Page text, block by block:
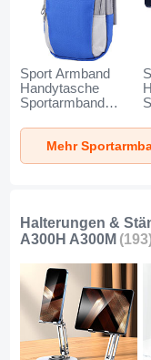
Sport Armband
Handytasche
Sportarmband
Universal A11 für
Samsung Galaxy
DS A300G A300H
Halterungen &
A300H A300M